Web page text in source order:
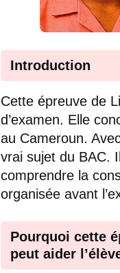
Introduction
Cette épreuve de
d’examen. Elle
au Cameroun.
vrai sujet du BAC.
comprendre la
organisée avant
Pourquoi cette
peut aider